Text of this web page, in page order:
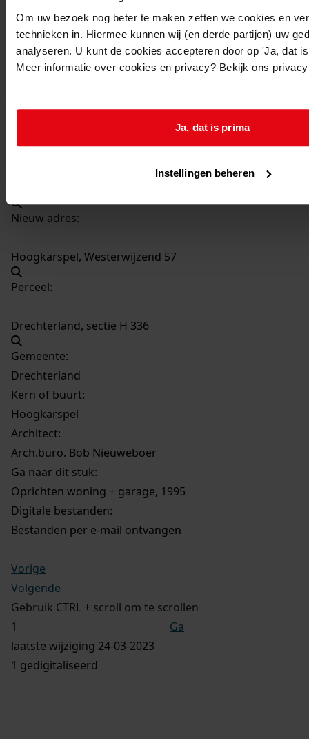
Om uw bezoek nog beter te maken zetten we cookies en
technieken in. Hiermee kunnen wij (en derde partijen) uw
analyseren. U kunt de cookies accepteren door op 'Ja, dat
Meer informatie over cookies en privacy? Bekijk ons
Ja, dat is prima
Instellingen beheren
4277 Oprichten woning + garage, 1995
Datering:
1995
Beschrijving:
Datum vergunning:
Adres:
Nieuw adres:
Hoogkarspel, Westerwijzend 57
Perceel:
Drechterland, sectie H 336
Gemeente:
Drechterland
Kern of buurt:
Hoogkarspel
Architect:
Arch.buro. Bob Nieuweboer
Ga naar dit stuk:
Oprichten woning + garage, 1995
Digitale bestanden:
Bestanden per e-mail ontvangen
Vorige
Volgende
Gebruik CTRL + scroll om te scrollen
Ga
laatste wijziging 24-03-2023
1 gedigitaliseerd